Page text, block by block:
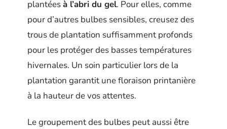
plantéesà l’abri du gel. Pour elles, comme
pour d’autres bulbes sensibles, creusez des
trous de plantation suffisamment profonds
pour les protéger des basses températures
hivernales. Un soin particulier lors de la
plantation garantit une floraison printanière
à la hauteur de vos attentes.
Le groupement des bulbes peut aussi être